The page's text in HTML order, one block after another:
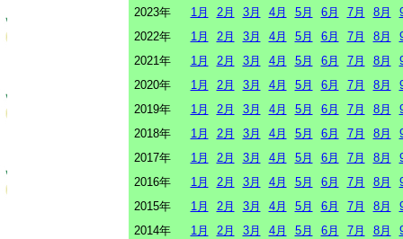
2023年
1月 2月 3月 4月 5月 6月 7月 8月
2022年
1月 2月 3月 4月 5月 6月 7月 8月
2021年
1月 2月 3月 4月 5月 6月 7月 8月
2020年
1月 2月 3月 4月 5月 6月 7月 8月
2019年
1月 2月 3月 4月 5月 6月 7月 8月
2018年
1月 2月 3月 4月 5月 6月 7月 8月
2017年
1月 2月 3月 4月 5月 6月 7月 8月
2016年
1月 2月 3月 4月 5月 6月 7月 8月
2015年
1月 2月 3月 4月 5月 6月 7月 8月
2014年
1月 2月 3月 4月 5月 6月 7月 8月